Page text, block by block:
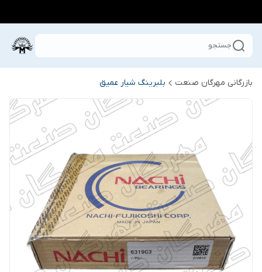
جستجو
بازرگانی مهرگان صنعت بلبرینگ شیار عمیق